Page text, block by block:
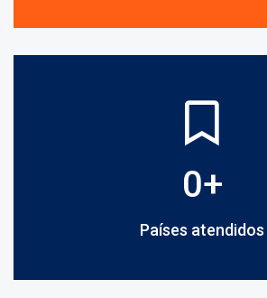
0+
Países atendidos